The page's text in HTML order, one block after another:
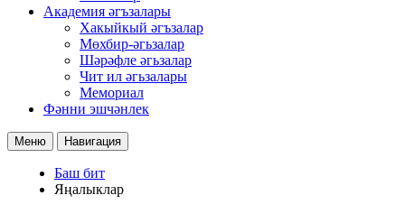
Академия әгъзалары
Хакыйкый әгъзалар
Мөхбир-әгьзалар
Шәрәфле әгьзалар
Чит ил әгьзалары
Мемориал
Фәнни эшчәнлек
Меню Навигация
Баш бит
Яңалыклар